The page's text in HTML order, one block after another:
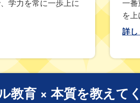
学力を常に一歩上に
一
を上
詳し
教育 × 本質を教えて